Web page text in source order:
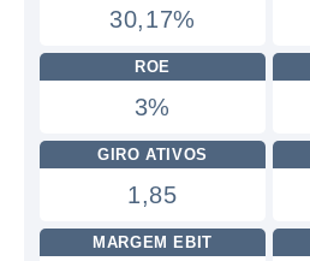
30,17%
ROE
3%
GIRO ATIVOS
1,85
MARGEM EBIT